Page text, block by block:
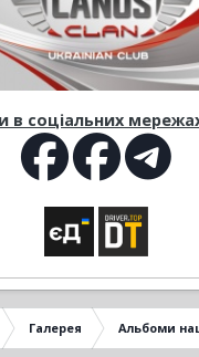
в соціальних
Галерея Альбоми